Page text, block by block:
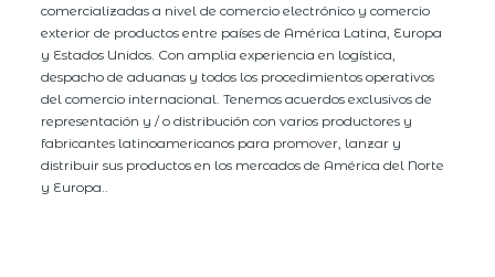
comercializadas a nivel de comercio electrónico y comercio
exterior de productos entre países de América Latina, Europa
y Estados Unidos. Con amplia experiencia en logística,
despacho de aduanas y todos los procedimientos operativos
del comercio internacional. Tenemos acuerdos exclusivos de
representación y / o distribución con varios productores y
fabricantes latinoamericanos para promover, lanzar y
distribuir sus productos en los mercados de América del Norte
y Europa..